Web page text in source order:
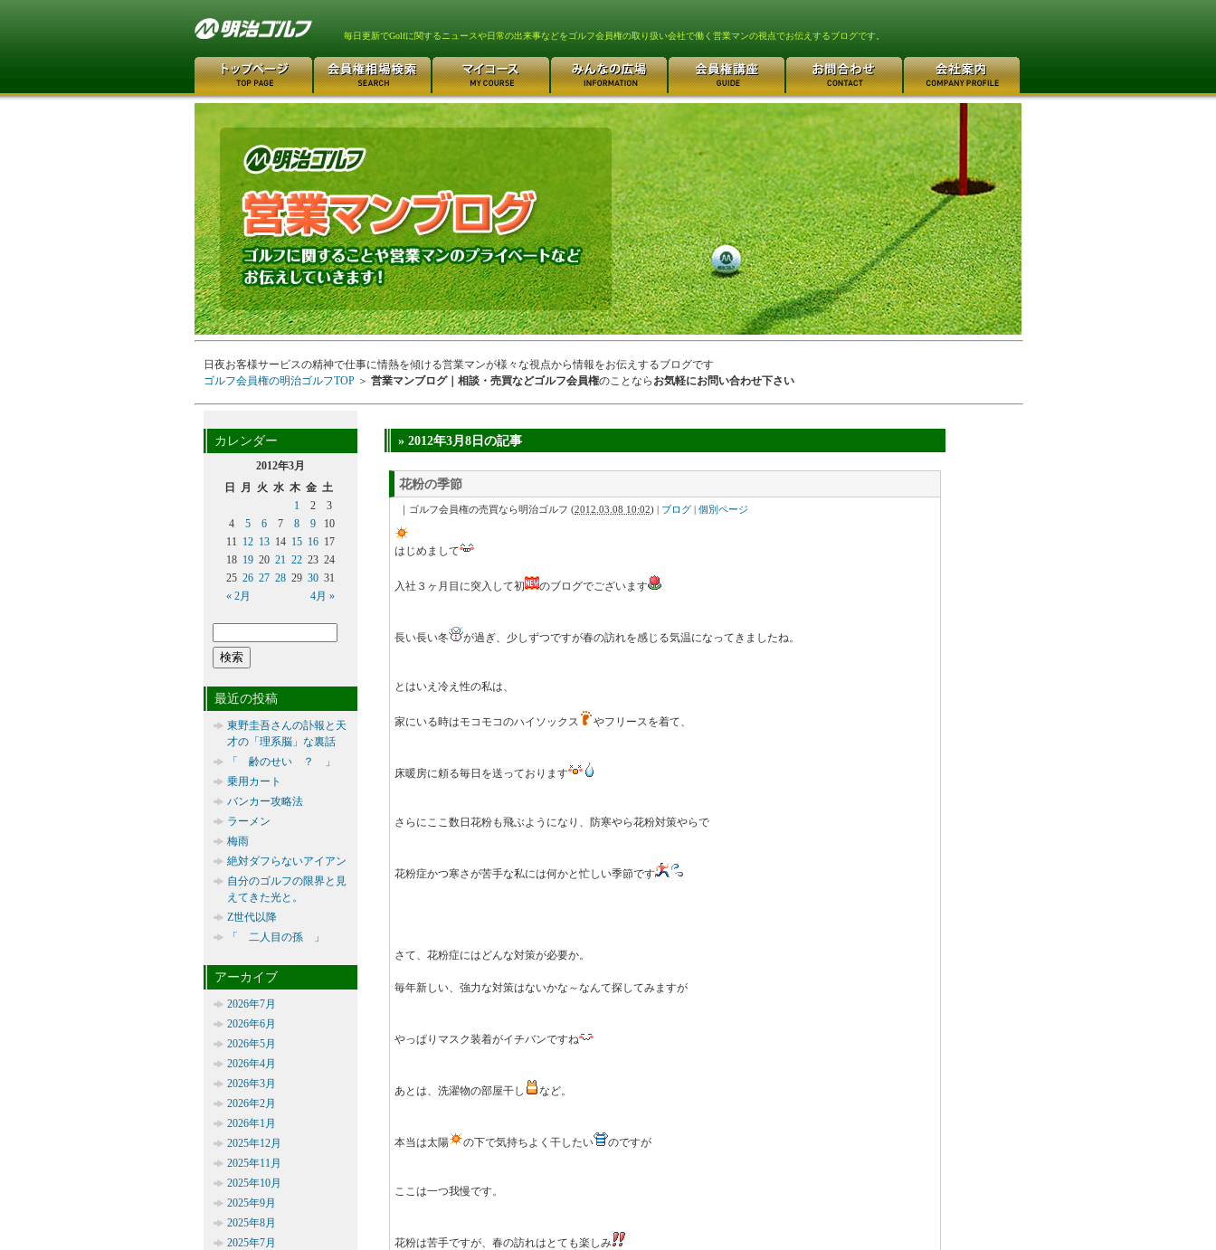
毎日更新でGolfに関するニュースや日常の出来事などをゴルフ会員権の取り扱い会社で働く営業マンの視点でお伝えするブログです。
日夜お客様サービスの精神で仕事に情熱を傾ける営業マンが様々な視点から情報をお伝えするブログです
ゴルフ会員権の明治ゴルフTOP ＞ 営業マンブログ｜相談・売買などゴルフ会員権のことなら お気軽にお問い合わせ下さい
» 2012年3月8日の記事
花粉の季節
｜ゴルフ会員権の売買なら明治ゴルフ (2012.03.08 10:02) | ブログ | 個別ページ
はじめまして
入社３ヶ月目に突入して初 のブログでございます
長い長い冬 が過ぎ、少しずつですが春の訪れを感じる気温になってきましたね。
とはいえ冷え性の私は、
家にいる時はモコモコのハイソックス やフリースを着て、
床暖房に頼る毎日を送っております
さらにここ数日花粉も飛ぶようになり、防寒やら花粉対策やらで
花粉症かつ寒さが苦手な私には何かと忙しい季節です
さて、花粉症にはどんな対策が必要か。
毎年新しい、強力な対策はないかな～なんて探してみますが
やっぱりマスク装着がイチバンですね
あとは、洗濯物の部屋干し など。
本当は太陽 の下で気持ちよく干したい のですが
ここは一つ我慢です。
花粉は苦手ですが、春の訪れはとても楽しみ
カレンダー
2012年3月
日
月 火 水 木 金 土
« 2月 4月 »
1 2
3
4
5 6 7 8 9
10
11 12 13 14 15 16 17
18 19 20 21 22 23 24
25 26 27 28 29 30 31
最近の投稿
東野圭吾さんの訃報と天
才の「理系脳」な裏話
「 齢のせい ？ 」
乗用カート
バンカー攻略法
ラーメン
梅雨
絶対ダフらないアイアン
自分のゴルフの限界と見
えてきた光と。
Z世代以降
「 二人目の孫 」
アーカイブ
2026年7月
2026年6月
2026年5月
2026年4月
2026年3月
2026年2月
2026年1月
2025年12月
2025年11月
2025年10月
2025年9月
2025年8月
2025年7月